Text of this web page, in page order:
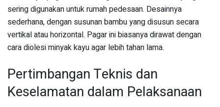
sering digunakan untuk rumah pedesaan. Desainnya
sederhana, dengan susunan bambu yang disusun secara
vertikal atau horizontal. Pagar ini biasanya dirawat dengan
cara diolesi minyak kayu agar lebih tahan lama.
Pertimbangan Teknis dan
Keselamatan dalam Pelaksanaan